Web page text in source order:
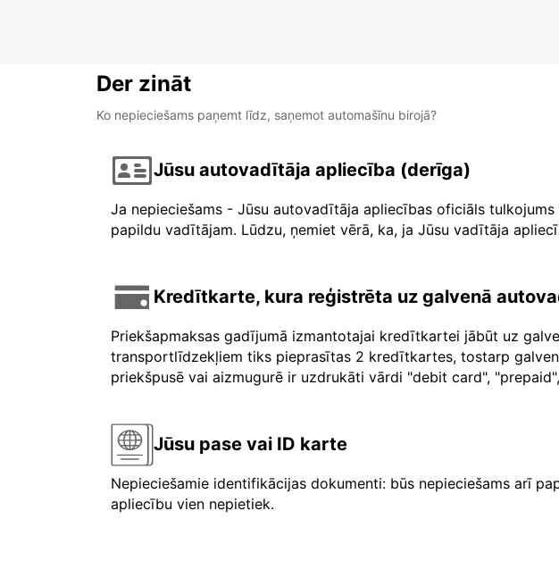
Der zināt
Ko nepieciešams paņemt līdz, saņemot automašīnu birojā?
Jūsu autovadītāja apliecība (derīga)
Ja nepieciešams - Jūsu autovadītāja apliecības oficiāls
papildu vadītājam. Lūdzu, ņemiet vērā, ka, ja Jūsu vadītāja
Kredītkarte, kura reģistrēta uz galvenā
Priekšapmaksas gadījumā izmantotajai kredītkartei jābūt uz
transportlīdzekļiem tiks pieprasītas 2 kredītkartes, tostarp
priekšpusē vai aizmugurē ir uzdrukāti vārdi "debit card",
Jūsu pase vai ID karte
Nepieciešamie identifikācijas dokumenti: būs nepieciešams arī
apliecību vien nepietiek.